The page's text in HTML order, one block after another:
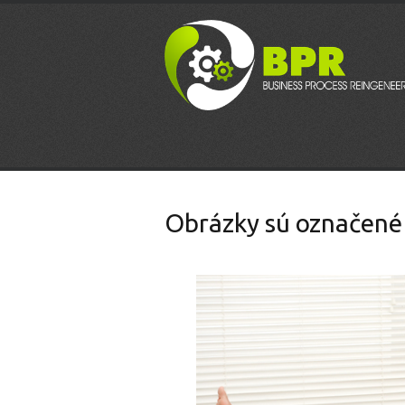
Obrázky sú